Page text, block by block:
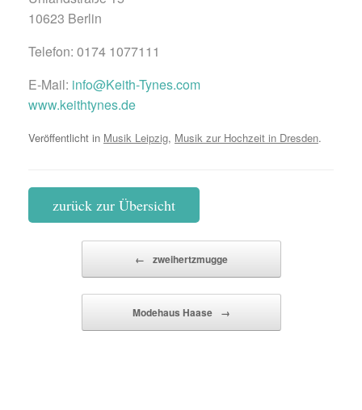
10623 Berlin
Telefon: 0174 1077111
E-Mail: info@Keith-Tynes.com
www.keithtynes.de
Veröffentlicht in Musik Leipzig, Musik zur Hochzeit in Dresden.
zurück zur Übersicht
← zweihertzmugge
Modehaus Haase →